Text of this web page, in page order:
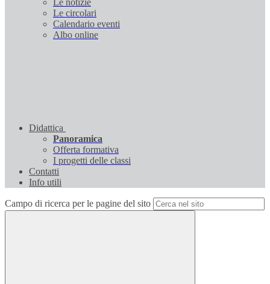
Le notizie
Le circolari
Calendario eventi
Albo online
Didattica
Panoramica
Offerta formativa
I progetti delle classi
Contatti
Info utili
Campo di ricerca per le pagine del sito